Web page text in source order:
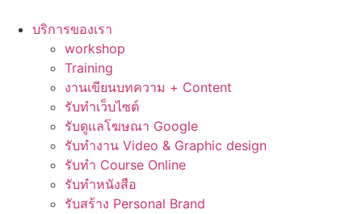
บริการของเรา
workshop
Training
งานเขียนบทความ + Content
รับทำเว็บไซต์
รับดูแลโฆษณา Google
รับทำงาน Video & Graphic design
รับทำ Course Online
รับทำหนังสือ
รับสร้าง Personal Brand